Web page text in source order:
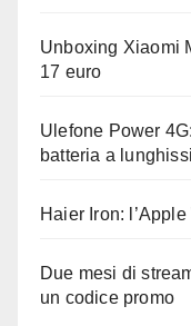
Unboxing Xiaomi
17 euro
Ulefone Power
batteria a
Haier Iron:
Due mesi di
un codice promo